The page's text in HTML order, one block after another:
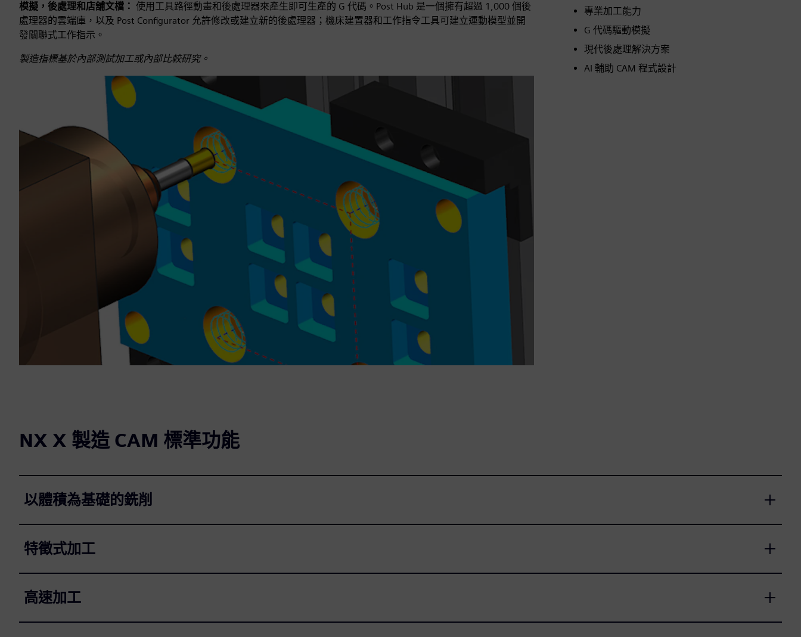
模擬，後處理和店舖文檔： 使用工具路徑動畫和後處理器來產生即可生產的 G 代碼。Post Hub 是一個擁有超過 1,000 個後
處理器的雲端庫，以及 Post Configurator 允許修改或建立新的後處理器；機床建置器和工作指令工具可建立運動模型並開
發關聯式工作指示。
製造指標基於內部測試加工或內部比較研究。
專業加工能力
G 代碼驅動模擬
現代後處理解決方案
AI 輔助 CAM 程式設計
NX X 製造 CAM 標準功能
以體積為基礎的銑削
特徵式加工
高速加工